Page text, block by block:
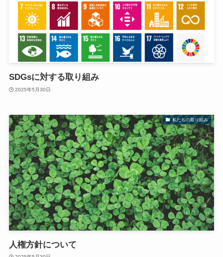
SDGsに対する取り組み
2025年5月30日
私たちの取り組み
人権方針について